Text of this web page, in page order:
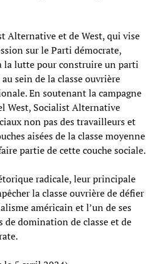
Alternative et de West, qui vise
sur le Parti démocrate,
la lutte pour construire un parti
sein de la classe ouvrière
En soutenant la campagne
West, Socialist Alternative
non pas des travailleurs et
aisées de la classe moyenne
partie de cette couche sociale.
radicale, leur principale
la classe ouvrière de défier
américain et l’un de ses
domination de classe et de